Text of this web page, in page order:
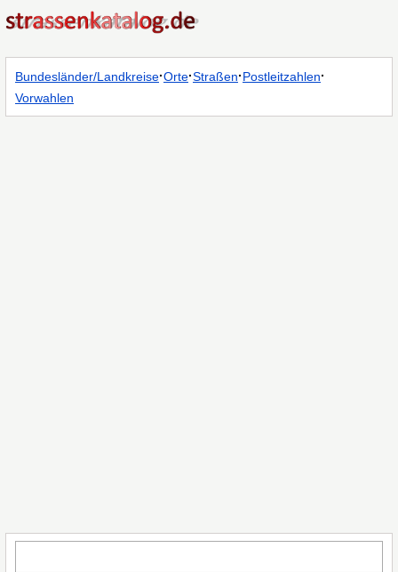
Bundesländer/Landkreise·Orte·Straßen·Postleitzahlen·
Vorwahlen